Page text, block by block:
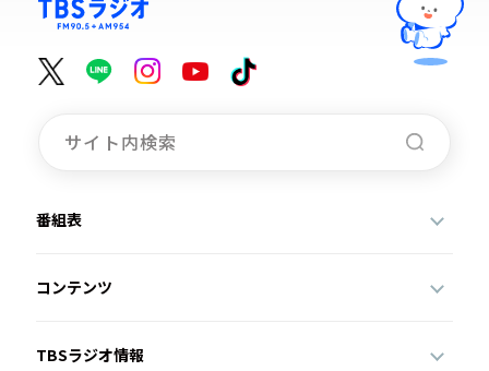
番組表
コンテンツ
TBSラジオ情報